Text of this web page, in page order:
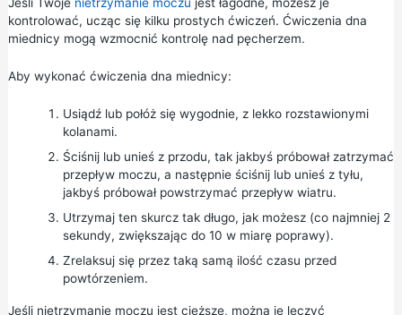
Jeśli Twoje nietrzymanie moczu jest łagodne, możesz je
kontrolować, ucząc się kilku prostych ćwiczeń. Ćwiczenia dna
miednicy mogą wzmocnić kontrolę nad pęcherzem.
Aby wykonać ćwiczenia dna miednicy:
Usiądź lub połóż się wygodnie, z lekko rozstawionymi
kolanami.
Ściśnij lub unieś z przodu, tak jakbyś próbował zatrzymać
przepływ moczu, a następnie ściśnij lub unieś z tyłu,
jakbyś próbował powstrzymać przepływ wiatru.
Utrzymaj ten skurcz tak długo, jak możesz (co najmniej 2
sekundy, zwiększając do 10 w miarę poprawy).
Zrelaksuj się przez taką samą ilość czasu przed
powtórzeniem.
Jeśli nietrzymanie moczu jest cięższe, można je leczyć